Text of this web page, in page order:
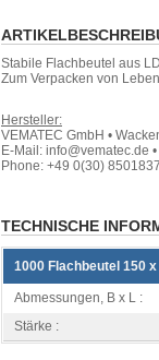
Stabile Flachbeutel aus
Zum Verpacken von
Hersteller:
VEMATEC GmbH •
E-Mail: info@vematec.de
Phone: +49 0(30)
TECHNISCHE
1000 Flachbeutel 150
Abmessungen, B x L :
Stärke :